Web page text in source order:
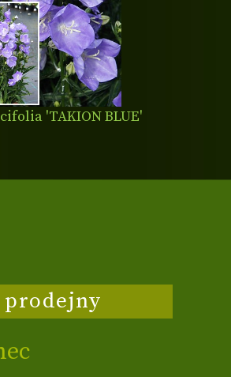
'TAKION BLUE'
prodejny